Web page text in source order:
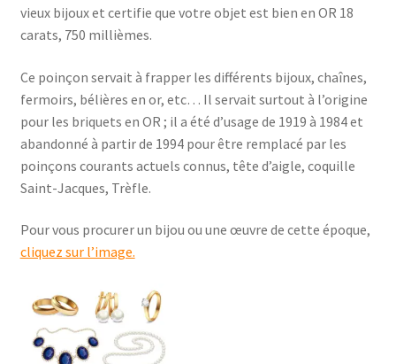
vieux bijoux et certifie que votre objet est bien en OR 18
carats, 750 millièmes.
Ce poinçon servait à frapper les différents bijoux, chaînes,
fermoirs, bélières en or, etc… Il servait surtout à l’origine
pour les briquets en OR ; il a été d’usage de 1919 à 1984 et
abandonné à partir de 1994 pour être remplacé par les
poinçons courants actuels connus, tête d’aigle, coquille
Saint-Jacques, Trèfle.
Pour vous procurer un bijou ou une œuvre de cette époque,
cliquez sur l’image.